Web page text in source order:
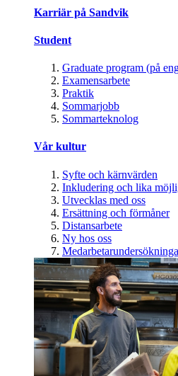
Karriär på Sandvik
Student
Graduate program (på
Examensarbete
Praktik
Sommarjobb
Sommarteknolog
Vår kultur
Syfte och kärnvärden
Inkludering och lika
Utvecklas med oss
Ersättning och förmåner
Distansarbete
Ny hos oss